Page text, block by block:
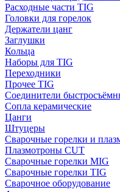
Расходные части TIG
Головки для горелок
Держатели цанг
Заглушки
Кольца
Наборы для TIG
Переходники
Прочее TIG
Соединители
Сопла керамические
Цанги
Штуцеры
Сварочные горелки и
Плазмотроны CUT
Сварочные горелки MIG
Сварочные горелки TIG
Сварочное оборудование